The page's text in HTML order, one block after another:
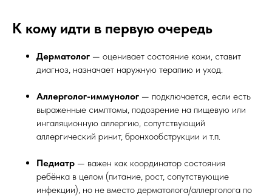
К кому идти в первую очередь
Дерматолог — оценивает состояние кожи, ставит
диагноз, назначает наружную терапию и уход.
Аллерголог-иммунолог — подключается, если есть
выраженные симптомы, подозрение на пищевую или
ингаляционную аллергию, сопутствующий
аллергический ринит, бронхообструкции и т.п.
Педиатр — важен как координатор состояния
ребёнка в целом (питание, рост, сопутствующие
инфекции), но не вместо дерматолога/аллерголога по